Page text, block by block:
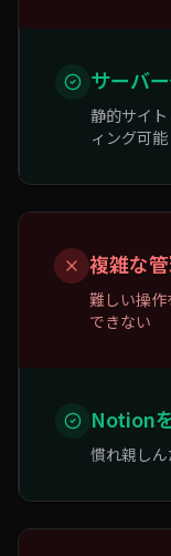
サーバ
静的サイ
ィング可能
複雑な
難しい操
できない
Notion
慣れ親し